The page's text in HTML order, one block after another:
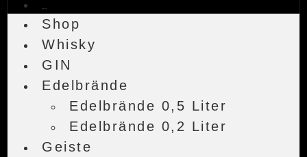
Shop
Whisky
GIN
Edelbrände
Edelbrände 0,5 Liter
Edelbrände 0,2 Liter
Geiste